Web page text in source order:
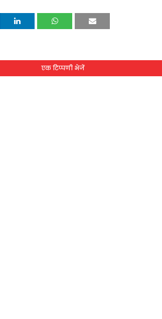
एक टिप्पणी भेजें